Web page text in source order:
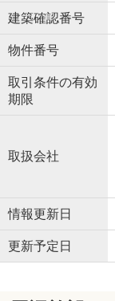
建築確認番号
物件番号
取引条件の有効
期限
取扱会社
情報更新日
更新予定日